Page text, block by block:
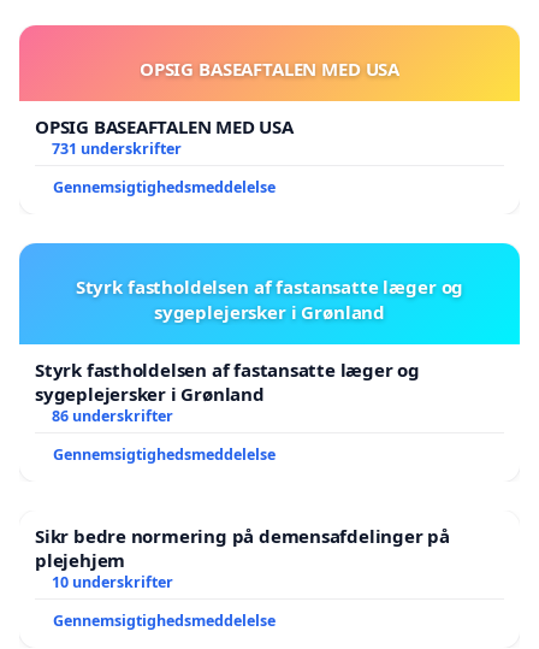
OPSIG BASEAFTALEN MED USA
OPSIG BASEAFTALEN MED USA
731 underskrifter
Gennemsigtighedsmeddelelse
Styrk fastholdelsen af fastansatte læger og
sygeplejersker i Grønland
Styrk fastholdelsen af fastansatte læger og
sygeplejersker i Grønland
86 underskrifter
Gennemsigtighedsmeddelelse
Sikr bedre normering på demensafdelinger på
plejehjem
10 underskrifter
Gennemsigtighedsmeddelelse